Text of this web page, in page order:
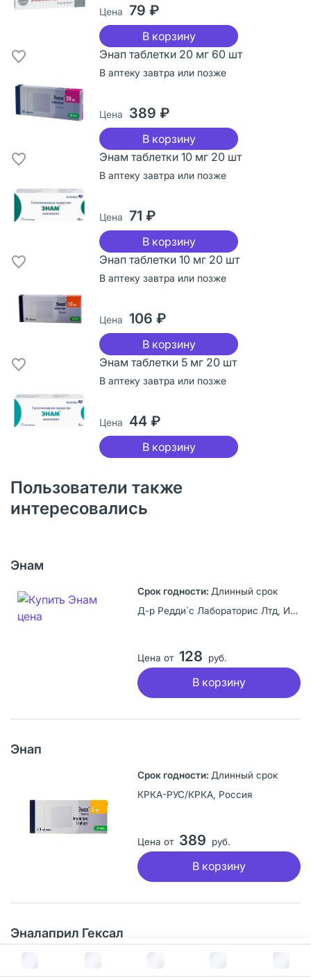
В корзину за руб.
Цена 79 ₽
В корзину
Энап таблетки 20 мг 60 шт
В аптеку завтра или позже
Цена 389 ₽
В корзину
Энам таблетки 10 мг 20 шт
В аптеку завтра или позже
Цена 71 ₽
В корзину
Энап таблетки 10 мг 20 шт
В аптеку завтра или позже
Цена 106 ₽
В корзину
Энам таблетки 5 мг 20 шт
В аптеку завтра или позже
Цена 44 ₽
В корзину
Пользователи также
интересовались
Энам
Длинный срок
Д-р Редди`с Лабораторис Лтд, Индия
Цена от 128 руб.
В корзину
Энап
Длинный срок
КРКА-РУС/КРКА, Россия
Цена от 389 руб.
В корзину
Эналаприл Гексал